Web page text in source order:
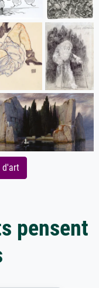
d'art
pensent